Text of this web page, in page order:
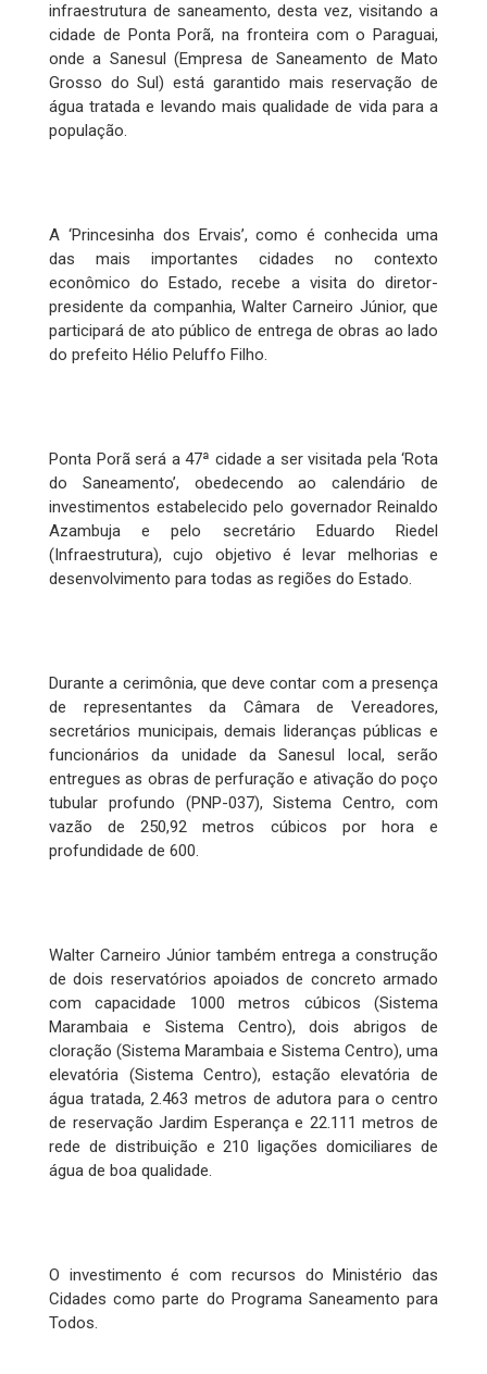
infraestrutura de saneamento, desta vez, visitando a
cidade de Ponta Porã, na fronteira com o Paraguai,
onde a Sanesul (Empresa de Saneamento de Mato
Grosso do Sul) está garantido mais reservação de
água tratada e levando mais qualidade de vida para a
população.
A ‘Princesinha dos Ervais’, como é conhecida uma
das mais importantes cidades no contexto
econômico do Estado, recebe a visita do diretor-
presidente da companhia, Walter Carneiro Júnior, que
participará de ato público de entrega de obras ao lado
do prefeito Hélio Peluffo Filho.
Ponta Porã será a 47ª cidade a ser visitada pela ‘Rota
do Saneamento’, obedecendo ao calendário de
investimentos estabelecido pelo governador Reinaldo
Azambuja e pelo secretário Eduardo Riedel
(Infraestrutura), cujo objetivo é levar melhorias e
desenvolvimento para todas as regiões do Estado.
Durante a cerimônia, que deve contar com a presença
de representantes da Câmara de Vereadores,
secretários municipais, demais lideranças públicas e
funcionários da unidade da Sanesul local, serão
entregues as obras de perfuração e ativação do poço
tubular profundo (PNP-037), Sistema Centro, com
vazão de 250,92 metros cúbicos por hora e
profundidade de 600.
Walter Carneiro Júnior também entrega a construção
de dois reservatórios apoiados de concreto armado
com capacidade 1000 metros cúbicos (Sistema
Marambaia e Sistema Centro), dois abrigos de
cloração (Sistema Marambaia e Sistema Centro), uma
elevatória (Sistema Centro), estação elevatória de
água tratada, 2.463 metros de adutora para o centro
de reservação Jardim Esperança e 22.111 metros de
rede de distribuição e 210 ligações domiciliares de
água de boa qualidade.
O investimento é com recursos do Ministério das
Cidades como parte do Programa Saneamento para
Todos.